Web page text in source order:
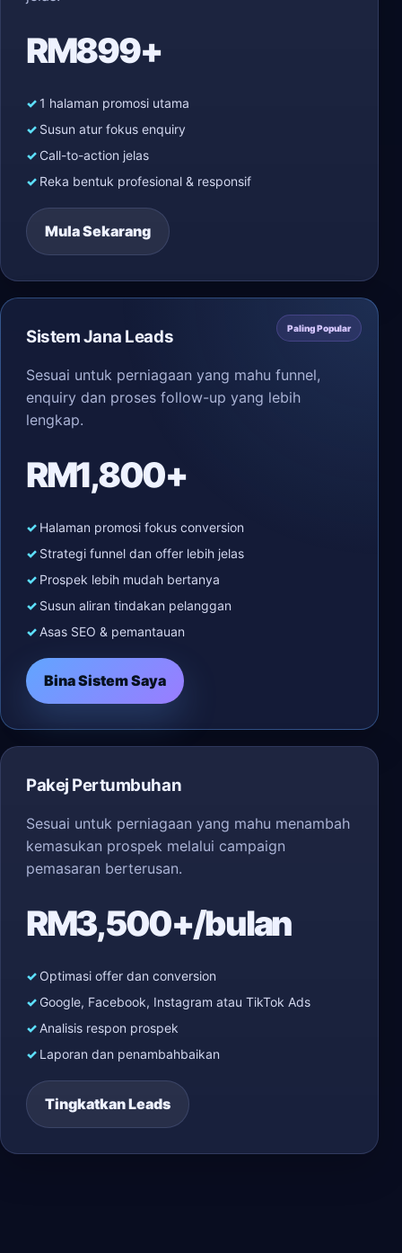
RM899+
1 halaman promosi utama
Susun atur fokus enquiry
Call-to-action jelas
Reka bentuk profesional & responsif
Mula Sekarang
Paling Popular
Sistem Jana Leads
Sesuai untuk perniagaan yang mahu funnel,
enquiry dan proses follow-up yang lebih
lengkap.
RM1,800+
Halaman promosi fokus conversion
Strategi funnel dan offer lebih jelas
Prospek lebih mudah bertanya
Susun aliran tindakan pelanggan
Asas SEO & pemantauan
Bina Sistem Saya
Pakej Pertumbuhan
Sesuai untuk perniagaan yang mahu menambah
kemasukan prospek melalui campaign
pemasaran berterusan.
RM3,500+/bulan
Optimasi offer dan conversion
Google, Facebook, Instagram atau TikTok Ads
Analisis respon prospek
Laporan dan penambahbaikan
Tingkatkan Leads